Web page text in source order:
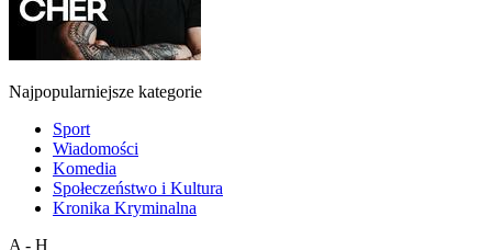
Najpopularniejsze kategorie
Sport
Wiadomości
Komedia
Społeczeństwo i Kultura
Kronika Kryminalna
A - H